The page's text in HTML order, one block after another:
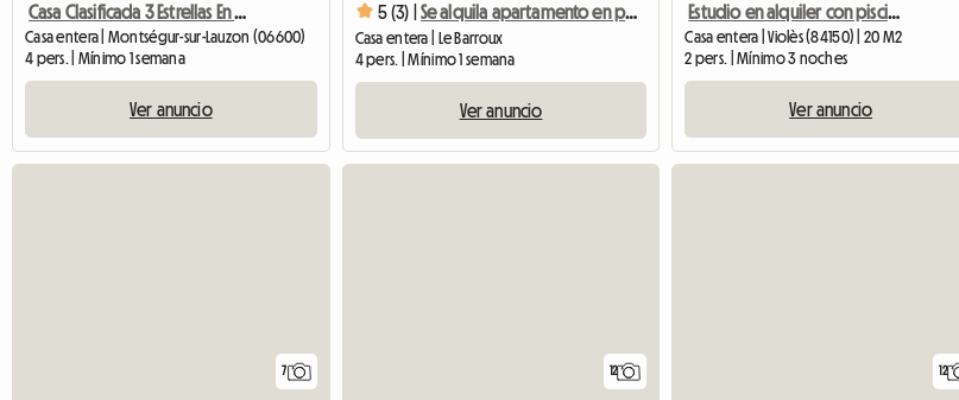
Casa Clasificada 3 Estrellas En Zona Tranquila Climatizada Con Jaccuzy Da
Casa entera | Montségur-sur-Lauzon (06600)
4 pers. | Mínimo 1 semana
Ver anuncio
5 (3) | Se alquila apartamento en planta alta
Casa entera | Le Barroux
4 pers. | Mínimo 1 semana
Ver anuncio
Estudio en alquiler con piscina en Provenza
Casa entera | Violès (84150) | 20 M2
2 pers. | Mínimo 3 noches
Ver anuncio
7 12 12